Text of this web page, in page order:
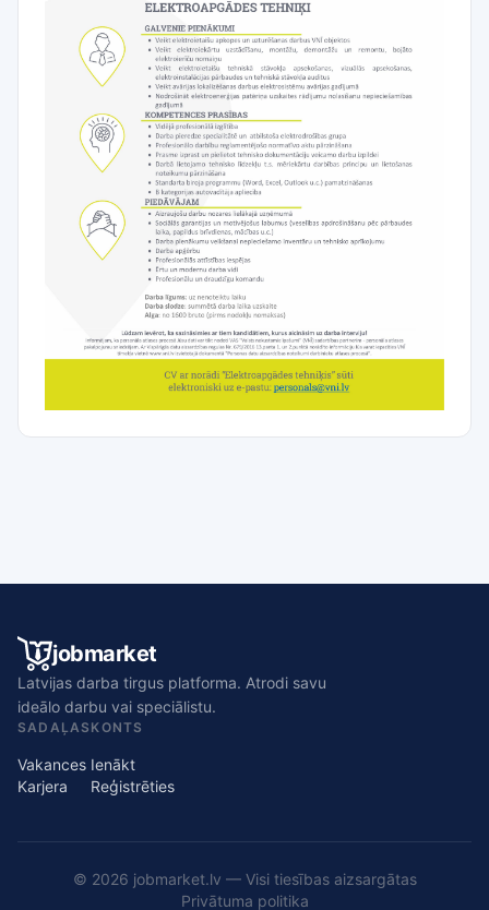
jobmarket
Latvijas darba tirgus platforma. Atrodi savu
ideālo darbu vai speciālistu.
SADAĻAS
Vakances
Karjera
KONTS
Ienākt
Reģistrēties
© 2026 jobmarket.lv — Visi tiesības aizsargātas
Privātuma politika